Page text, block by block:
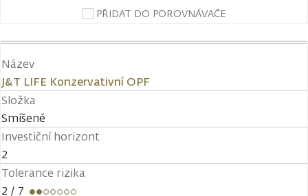
PŘIDAT DO POROVNÁVAČE
Název
J&T LIFE Konzervativní OPF
Složka
Smíšené
Investiční horizont
2
Tolerance rizika
2 / 7